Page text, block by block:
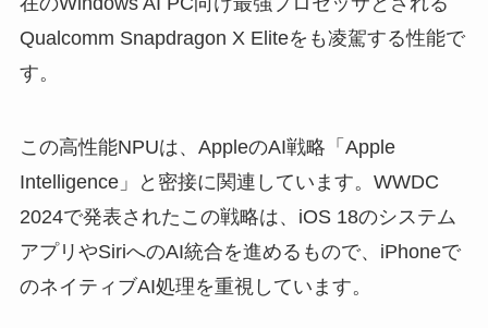
Qualcomm Snapdragon X Eliteをも凌駕する性能で
す。
この高性能NPUは、AppleのAI戦略「Apple
Intelligence」と密接に関連しています。WWDC
2024で発表されたこの戦略は、iOS 18のシステム
アプリやSiriへのAI統合を進めるもので、iPhoneで
のネイティブAI処理を重視しています。